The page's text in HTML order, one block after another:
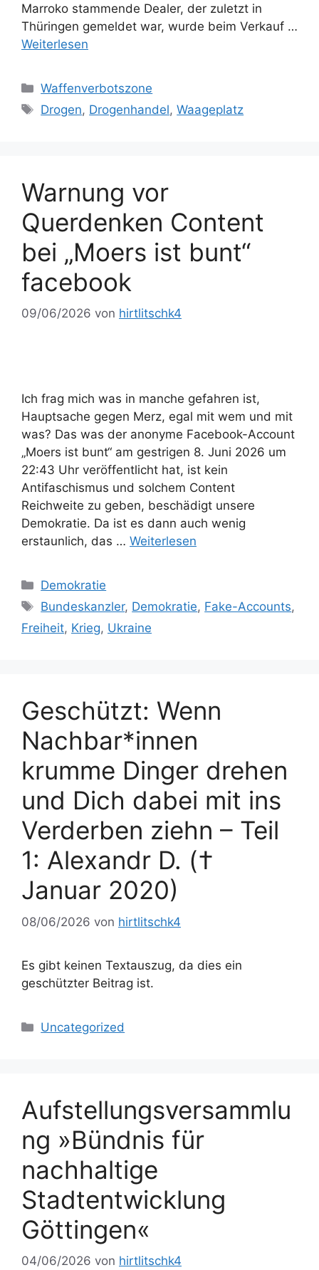
Marroko stammende Dealer, der zuletzt in
Thüringen gemeldet war, wurde beim Verkauf …
Weiterlesen
Kategorien
Waffenverbotszone
Schlagwörter
Drogen, Drogenhandel,Waageplatz
Warnung vor
Querdenken Content
bei „Moers ist bunt“
facebook
09/06/2026 von hirtlitschk4
Ich frag mich was in manche gefahren ist,
Hauptsache gegen Merz, egal mit wem und mit
was? Das was der anonyme Facebook-Account
„Moers ist bunt“ am gestrigen 8. Juni 2026 um
22:43 Uhr veröffentlicht hat, ist kein
Antifaschismus und solchem Content
Reichweite zu geben, beschädigt unsere
Demokratie. Da ist es dann auch wenig
erstaunlich, das … Weiterlesen
Kategorien
Demokratie
Schlagwörter
Bundeskanzler, Demokratie, Fake-Accounts,
Freiheit, Krieg, Ukraine
Geschützt: Wenn
Nachbar*innen
krumme Dinger drehen
und Dich dabei mit ins
Verderben ziehn – Teil
1: Alexandr D. (†
Januar 2020)
08/06/2026 von hirtlitschk4
Es gibt keinen Textauszug, da dies ein
geschützter Beitrag ist.
Kategorien
Uncategorized
Aufstellungsversammlu
ng »Bündnis für
nachhaltige
Stadtentwicklung
Göttingen«
04/06/2026 von hirtlitschk4